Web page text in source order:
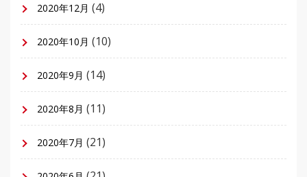
2020年12月 (4)
2020年10月 (10)
2020年9月 (14)
2020年8月 (11)
2020年7月 (21)